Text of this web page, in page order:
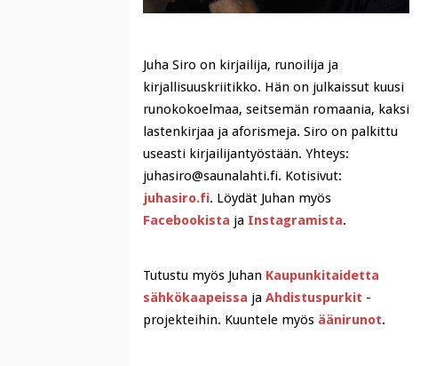
Juha Siro on kirjailija, runoilija ja
kirjallisuuskriitikko. Hän on julkaissut kuusi
runokokoelmaa, seitsemän romaania, kaksi
lastenkirjaa ja aforismeja. Siro on palkittu
useasti kirjailijantyöstään. Yhteys:
juhasiro@saunalahti.fi. Kotisivut:
juhasiro.fi. Löydät Juhan myös
Facebookista ja Instagramista.
Tutustu myös Juhan Kaupunkitaidetta
sähkökaapeissa ja Ahdistuspurkit -
projekteihin. Kuuntele myös äänirunot.